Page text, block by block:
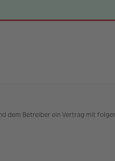
Betreiber ein Vertrag mit